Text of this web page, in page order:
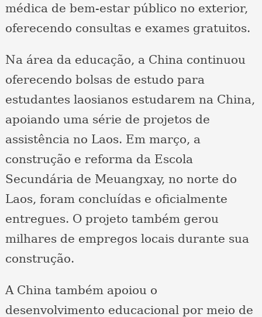
médica de bem-estar público no exterior,
oferecendo consultas e exames gratuitos.
Na área da educação, a China continuou
oferecendo bolsas de estudo para
estudantes laosianos estudarem na China,
apoiando uma série de projetos de
assistência no Laos. Em março, a
construção e reforma da Escola
Secundária de Meuangxay, no norte do
Laos, foram concluídas e oficialmente
entregues. O projeto também gerou
milhares de empregos locais durante sua
construção.
A China também apoiou o
desenvolvimento educacional por meio de